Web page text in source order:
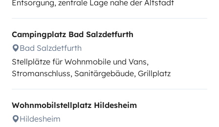
Entsorgung, zentrale Lage nahe der Altstadt
Campingplatz Bad Salzdetfurth
Bad Salzdetfurth
Stellplätze für Wohnmobile und Vans,
Stromanschluss, Sanitärgebäude, Grillplatz
Wohnmobilstellplatz Hildesheim
Hildesheim